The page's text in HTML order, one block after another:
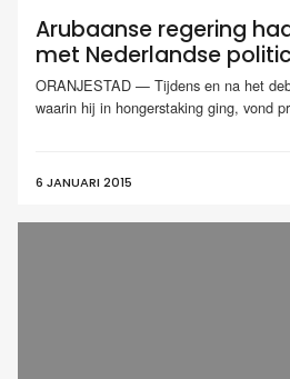
Arubaanse regering
met Nederlandse
ORANJESTAD — Tijdens en na het
waarin hij in hongerstaking ging, vond
6 JANUARI 2015